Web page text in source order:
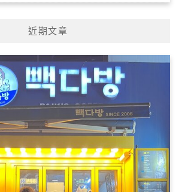
近期文章